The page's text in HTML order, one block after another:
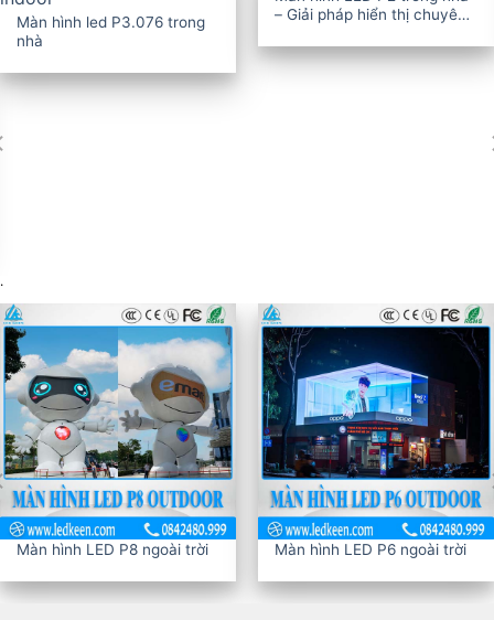
Màn hình led P3.076 trong
nhà
– Giải pháp hiển thị chuyên
.
Màn hình LED P8 ngoài trời Màn hình LED P6 ngoài trời